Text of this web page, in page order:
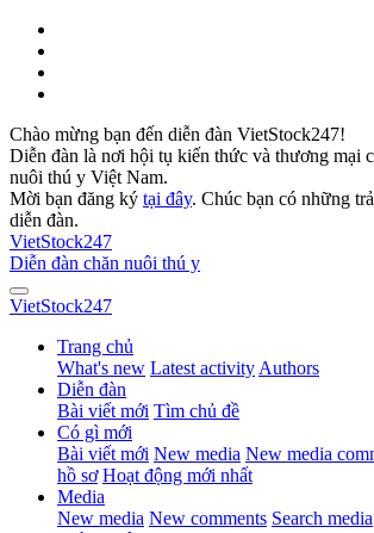
Chào mừng bạn đến diễn đàn VietStock247!
Diễn đàn là nơi hội tụ kiến thức và thương mại
nuôi thú y Việt Nam.
Mời bạn đăng ký tại đây. Chúc bạn có những
diễn đàn.
VietStock247
Diễn đàn chăn nuôi thú y
VietStock247
Trang chủ
What's new Latest activity Authors
Diễn đàn
Bài viết mới Tìm chủ đề
Có gì mới
Bài viết mới New media New media
hồ sơ Hoạt động mới nhất
Media
New media New comments Search media